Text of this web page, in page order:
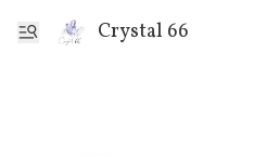
Crystal 66